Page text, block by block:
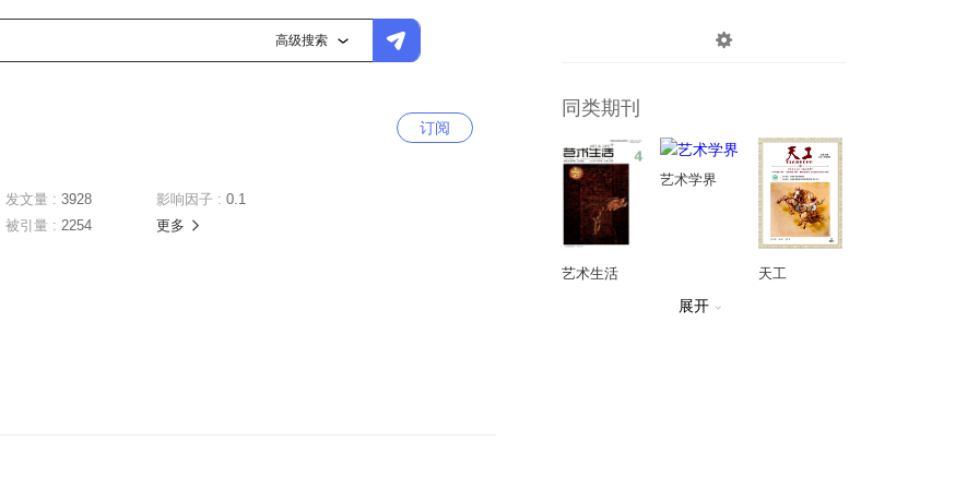
高级搜索 
订阅
发文量 : 3928
被引量 : 2254
影响因子 : 0.1
更多
同类期刊
艺术生活
艺术学界
天工
展开 